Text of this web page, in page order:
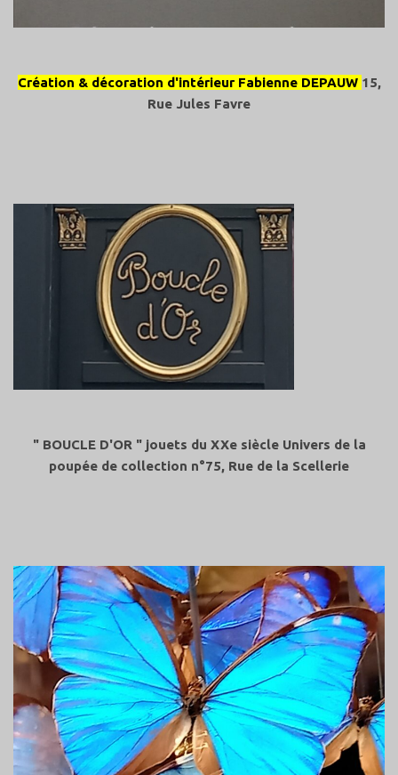
Création & décoration d'intérieur Fabienne DEPAUW 15,
Rue Jules Favre
" BOUCLE D'OR " jouets du XXe siècle Univers de la
poupée de collection n°75, Rue de la Scellerie